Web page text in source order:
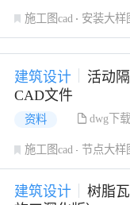
施工图cad 安装大样
建筑设计
活动
CAD文件
资料 dwg下载
施工图cad 节点大样
建筑设计
树脂